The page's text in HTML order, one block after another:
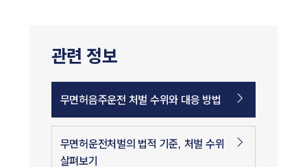
관련 정보
무면허음주운전 처벌 수위와 대응 방법
무면허운전처벌의 법적 기준, 처벌 수위
살펴보기